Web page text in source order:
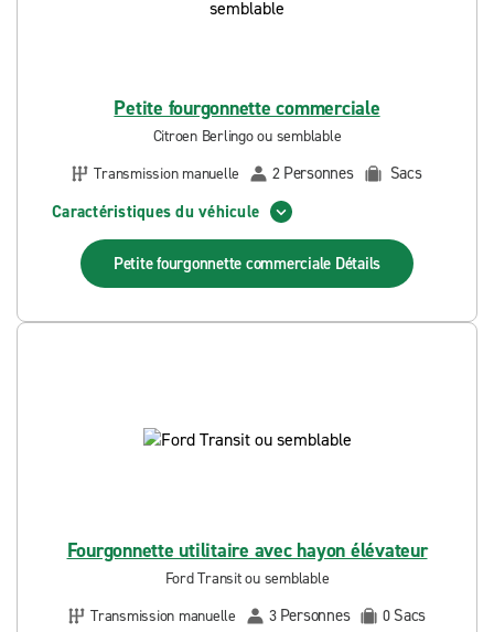
Petite fourgonnette commerciale
Citroen Berlingo ou semblable
Transmission manuelle
2 Personnes
Sacs
Caractéristiques du véhicule
Petite fourgonnette commerciale Détails
Fourgonnette utilitaire avec hayon élévateur
Ford Transit ou semblable
Transmission manuelle
3 Personnes 0 Sacs